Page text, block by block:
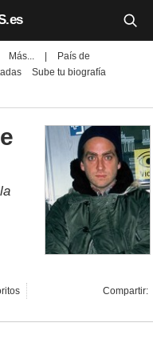
Más...
País de
Sube tu biografía
Compartir: